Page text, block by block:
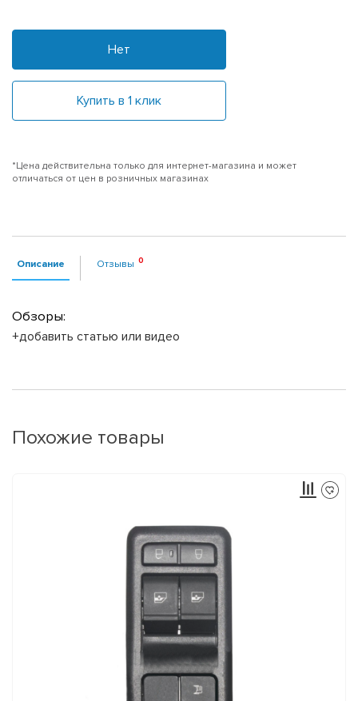
Нет
Купить в 1 клик
*Цена действительна только для интернет-магазина и может
отличаться от цен в розничных магазинах
Описание Отзывы
Обзоры:
+добавить статью или видео
Похожие товары